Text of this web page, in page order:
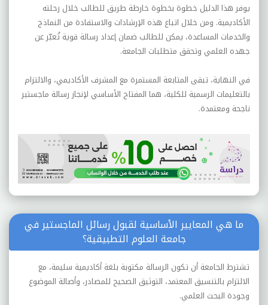
يوفر هذا الدليل خطوة بخطوة خارطة طريق للطالب خلال رحلته
الأكاديمية. ومن خلال اتباع هذه الإرشادات والاستفادة من النماذج
والخدمات المساعدة، يمكن للطالب ضمان إعداد رسالة قوية تُعبّر عن
جهده العلمي وتحقق متطلبات الجامعة.
في النهاية، تبقى المتابعة المستمرة مع المشرف الأكاديمي، والالتزام
بالتعليمات الرسمية للكلية، هما المفتاح الأساسي لإنجاز رسالة ماجستير
ناجحة ومعتمدة.
ما هي المعايير الأساسية لقبول رسائل الماجستير في
جامعة العلوم التطبيقية؟
تشترط الجامعة أن تكون الرسالة مكتوبة بلغة أكاديمية سليمة، مع
الالتزام بالتنسيق المعتمد، التوثيق الصحيح للمصادر، وأصالة الموضوع
وجودة البحث العلمي.